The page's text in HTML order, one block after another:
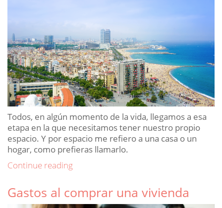
Todos, en algún momento de la vida, llegamos a esa
etapa en la que necesitamos tener nuestro propio
espacio. Y por espacio me refiero a una casa o un
hogar, como prefieras llamarlo.
Continue reading«Cómo
vivienda
Posted
on
Gastos al comprar una vivienda